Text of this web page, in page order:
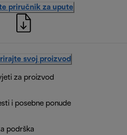
priručnik za upute
svoj proizvod
za proizvod
i posebne ponude
podrška